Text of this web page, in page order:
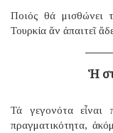
Ποιός θά μισθώνει
Τουρκία ἄν ἀπαιτεῖ
Ἡ
Τά γεγονότα εἶναι
πραγματικότητα,